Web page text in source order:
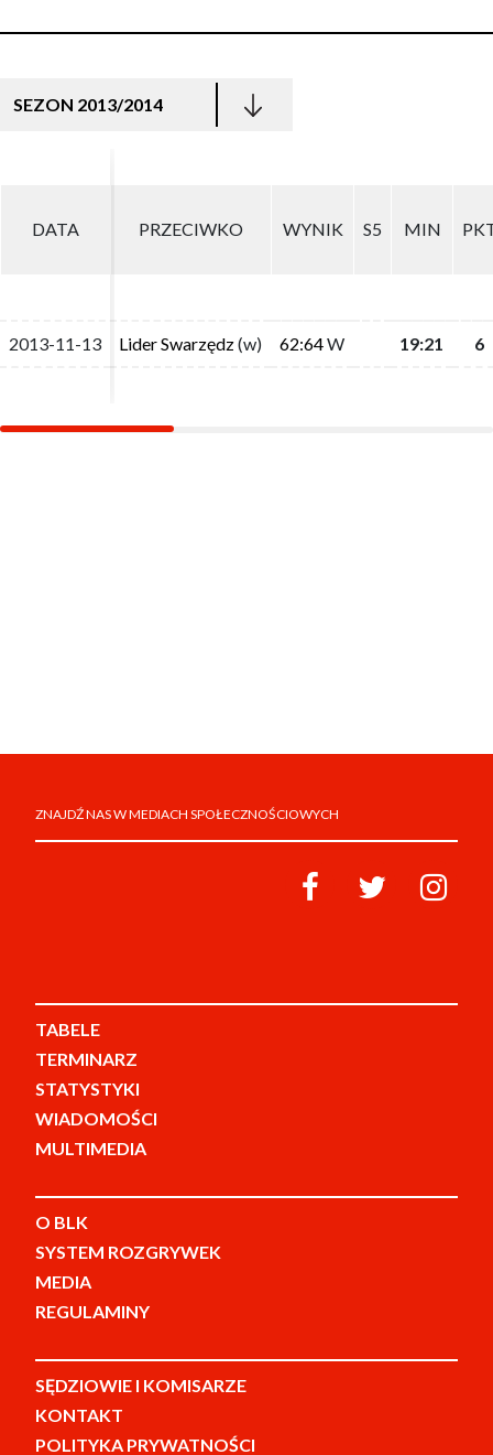
SEZON 2013/2014
DATA PRZECIWKO WYNIK S5 MIN
2013-11-13 Lider Swarzędz(w) 62:64W 19:21 6
DATA PRZECIWKO WYNIK S5 MIN
2013-11-13 Lider Swarzędz(w) 62:64W 19:21 6
ZNAJDŹ NAS W MEDIACH SPOŁECZNOŚCIOWYCH
TABELE
TERMINARZ
STATYSTYKI
WIADOMOŚCI
MULTIMEDIA
O BLK
SYSTEM ROZGRYWEK
MEDIA
REGULAMINY
SĘDZIOWIE I KOMISARZE
KONTAKT
POLITYKA PRYWATNOŚCI